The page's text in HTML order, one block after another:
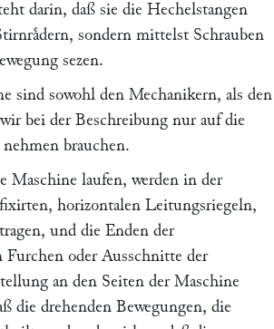
darin, daß sie die Hechelstangen
sondern mittelst Schrauben
sezen.
sind sowohl den Mechanikern, als den
bei der Beschreibung nur auf die
brauchen.
Maschine laufen, werden in der
horizontalen Leitungsriegeln,
und die Enden der
oder Ausschnitte der
an den Seiten der Maschine
die drehenden Bewegungen, die